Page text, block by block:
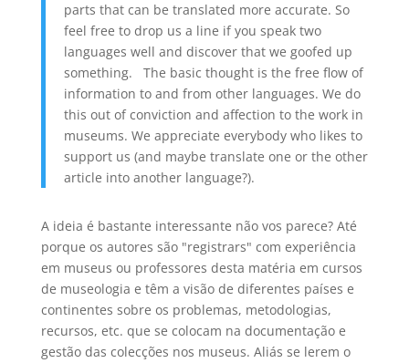
parts that can be translated more accurate. So
feel free to drop us a line if you speak two
languages well and discover that we goofed up
something. The basic thought is the free flow of
information to and from other languages. We do
this out of conviction and affection to the work in
museums. We appreciate everybody who likes to
support us (and maybe translate one or the other
article into another language?).
A ideia é bastante interessante não vos parece? Até
porque os autores são "registrars" com experiência
em museus ou professores desta matéria em cursos
de museologia e têm a visão de diferentes países e
continentes sobre os problemas, metodologias,
recursos, etc. que se colocam na documentação e
gestão das colecções nos museus. Aliás se lerem o